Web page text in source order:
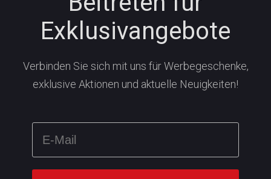
Exklusivangebote
Verbinden Sie sich mit uns für Werbegeschenke,
exklusive Aktionen und aktuelle Neuigkeiten!